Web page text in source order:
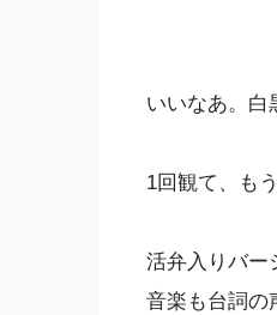
いいなあ。白
1回観て、も
活弁入りバー
音楽も台詞の